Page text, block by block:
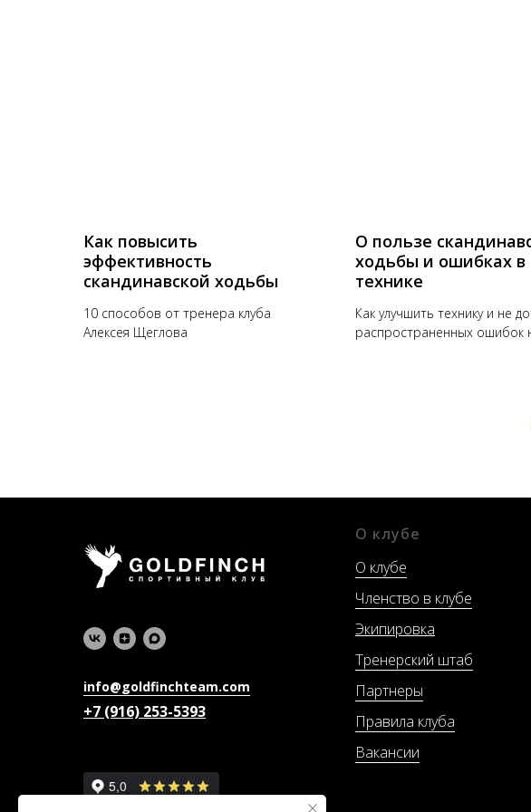
Как повысить
эффективность
скандинавской ходьбы
10 способов от тренера клуба
Алексея Щеглова
О пользе
ходьбы и ошибках в
технике
Как улучшить технику и не
распространенных ошибок
info@goldfinchteam.com
+7 (916) 253-5393
О клубе
О клубе
Членство в клубе
Экипировка
Тренерский штаб
Партнеры
Правила клуба
Вакансии